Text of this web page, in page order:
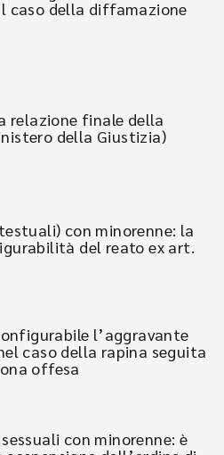
caso della diffamazione
relazione finale della
della Giustizia)
con minorenne: la
del reato ex art.
l’aggravante
caso della rapina seguita
offesa
con minorenne: è